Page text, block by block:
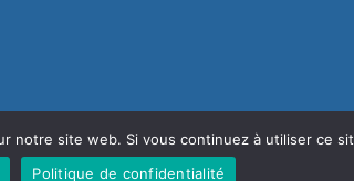
notre site web. Si vous continuez à utiliser ce
Politique de confidentialité